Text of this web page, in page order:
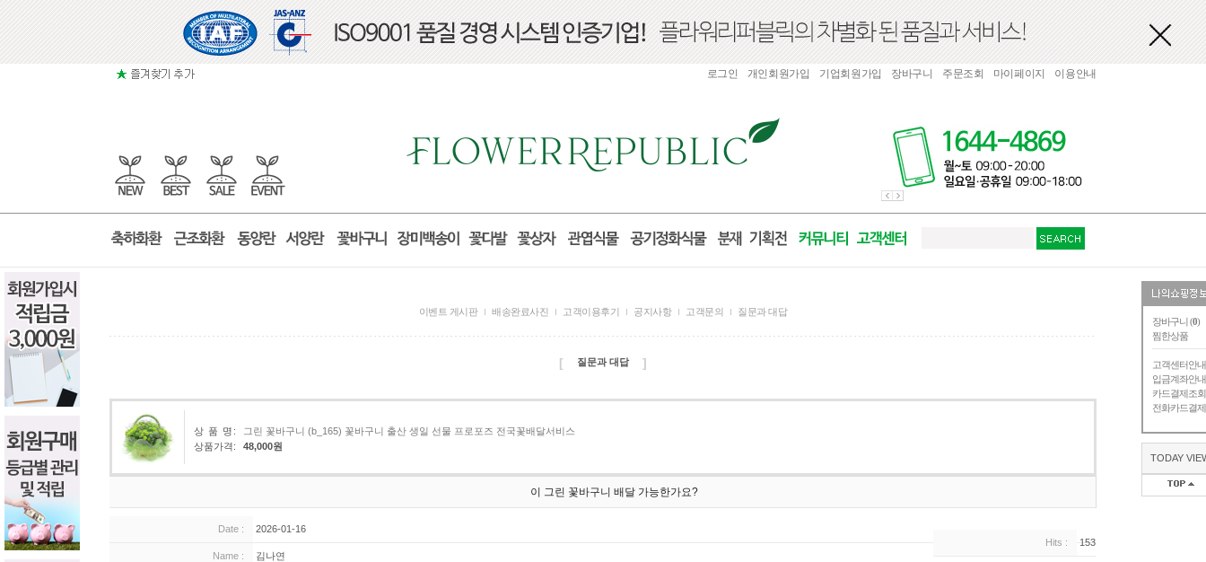
장바구니 (0)
찜한상품
고객센터안내
입금계좌안내
카드결제조회
전화카드결제
TODAY
로그인 개인회원가입 기업회원가입 장바구니 주문조회 마이페이지 이용안내
이벤트 게시판 배송완료사진 고객이용후기 공지사항 고객문의 질문과 대답
[ 질문과 대답 ]
상 품 명:
그린 꽃바구니 (b_165) 꽃바구니 출산 생일 선물 프로포즈 전국꽃배달서비스
상품가격:
48,000원
이 그린 꽃바구니 배달 가능한가요?
Date : 2026-01-16
Name : 김나연
Hits : 153